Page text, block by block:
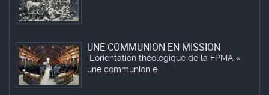
UNE COMMUNION EN MISSION
L'orientation théologique de la FPMA «
une communion e